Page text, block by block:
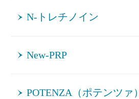
N-トレチノイン
New-PRP
POTENZA（ポテンツァ）